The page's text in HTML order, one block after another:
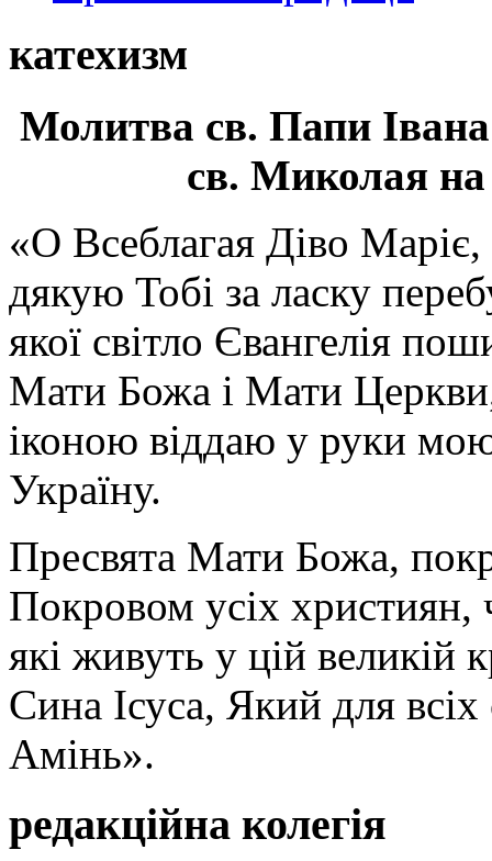
катехизм
Молитва св. Папи
св. Миколая на
«О Всеблагая Діво
дякую Тобі за ласку
якої світло Євангелія
Мати Божа і Мати
іконою віддаю у руки
Україну.
Пресвята Мати Божа,
Покровом усіх християн,
які живуть у цій великій
Сина Ісуса, Який для
Амінь».
редакційна колегія